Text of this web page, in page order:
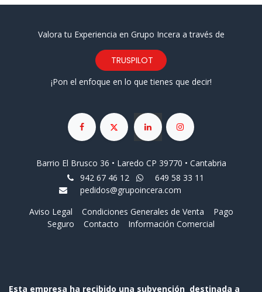
Valora tu Experiencia en Grupo Incera a través de
TRUSPILOT
¡Pon el enfoque en lo que tienes que decir!
Barrio El Brusco 36 • Laredo CP 39770 • Cantabria
942 67 46 12
649 58 33 11
pedidos@grupoincera.com
Aviso Legal
Condiciones Generales de Venta
Pago
Seguro
Contacto Información Comercial
Esta empresa ha recibido una subvención destinada a